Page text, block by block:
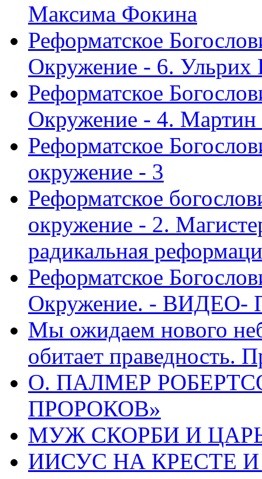
Максима Фокина
Реформатское
Окружение - 6. Ульрих
Реформатское
Окружение - 4.
Реформатское
окружение - 3
Реформатское
окружение - 2.
радикальная
Реформатское
Окружение. - ВИДЕО-
Мы ожидаем нового
обитает праведность.
О. ПАЛМЕР
ПРОРОКОВ»
МУЖ СКОРБИ И ЦАРЬ
ИИСУС НА КРЕСТЕ